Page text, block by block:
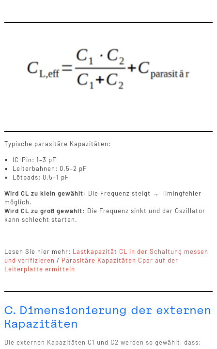
Typische parasitäre Kapazitäten:
IC-Pin: 1–3 pF
Leiterbahnen: 0.5–2 pF
Lötpads: 0.5–1 pF
Wird CL zu klein gewählt: Die Frequenz steigt → Timingfehler
möglich.
Wird CL zu groß gewählt: Die Frequenz sinkt und der Oszillator
kann schlecht starten.
Lesen Sie hier mehr: Lastkapazität CL in der Schaltung messen
und verifizieren / Parasitäre Kapazitäten Cpar auf der
Leiterplatte ermitteln
C. Dimensionierung der externen
Kapazitäten
Die externen Kapazitäten C1 und C2 werden so gewählt, dass: